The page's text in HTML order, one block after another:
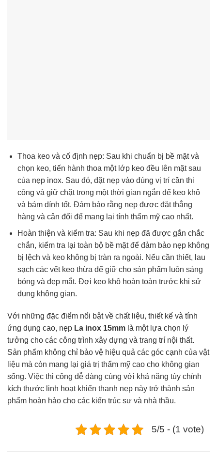
Thoa keo và cố định nẹp: Sau khi chuẩn bị bề mặt và
chọn keo, tiến hành thoa một lớp keo đều lên mặt sau
của nẹp inox. Sau đó, đặt nẹp vào đúng vị trí cần thi
công và giữ chặt trong một thời gian ngắn để keo khô
và bám dính tốt. Đảm bảo rằng nẹp được đặt thẳng
hàng và cân đối để mang lại tính thẩm mỹ cao nhất.
Hoàn thiện và kiểm tra: Sau khi nẹp đã được gắn chắc
chắn, kiểm tra lại toàn bộ bề mặt để đảm bảo nẹp không
bị lệch và keo không bị tràn ra ngoài. Nếu cần thiết, lau
sạch các vết keo thừa để giữ cho sản phẩm luôn sáng
bóng và đẹp mắt. Đợi keo khô hoàn toàn trước khi sử
dụng không gian.
Với những đặc điểm nổi bật về chất liệu, thiết kế và tính
ứng dụng cao, nẹp La inox 15mm là một lựa chọn lý
tưởng cho các công trình xây dựng và trang trí nội thất.
Sản phẩm không chỉ bảo vệ hiệu quả các góc cạnh của vật
liệu mà còn mang lại giá trị thẩm mỹ cao cho không gian
sống. Việc thi công dễ dàng cùng với khả năng tùy chỉnh
kích thước linh hoạt khiến thanh nẹp này trở thành sản
phẩm hoàn hảo cho các kiến trúc sư và nhà thầu.
5/5 - (1 vote)